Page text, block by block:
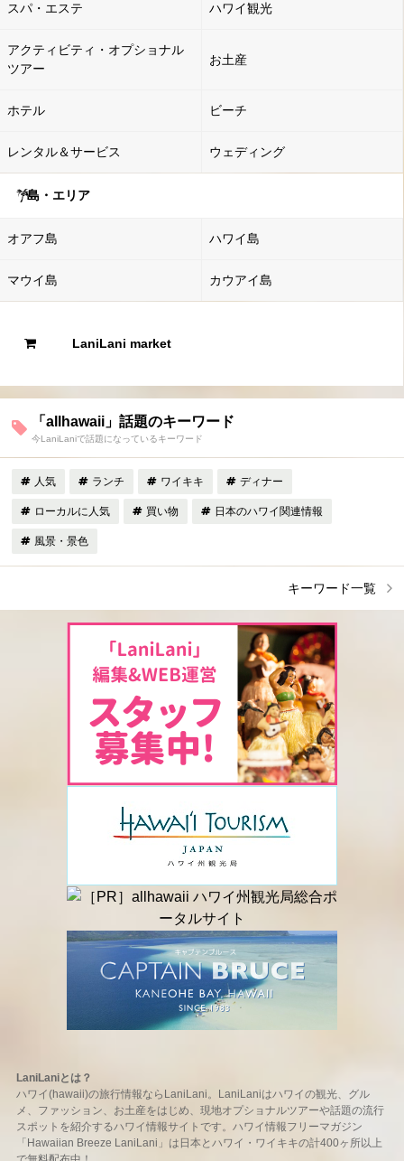
スパ・エステ ハワイ観光
アクティビティ・オプショナル
ツアー
お土産
ホテル ビーチ
レンタル＆サービス ウェディング
島・エリア
オアフ島 ハワイ島
マウイ島 カウアイ島
LaniLani market
「allhawaii」話題のキーワード
今LaniLaniで話題になっているキーワード
人気 ランチ ワイキキ ディナー
ローカルに人気 買い物 日本のハワイ関連情報
風景・景色
キーワード一覧
LaniLaniとは？
ハワイ(hawaii)の旅行情報ならLaniLani。LaniLaniはハワイの観光、グル
メ、ファッション、お土産をはじめ、現地オプショナルツアーや話題の流行
スポットを紹介するハワイ情報サイトです。ハワイ情報フリーマガジン
「Hawaiian Breeze LaniLani」は日本とハワイ・ワイキキの計400ヶ所以上